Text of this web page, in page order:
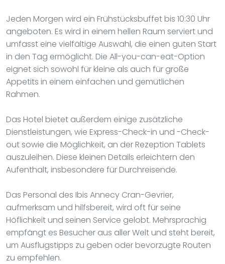
Jeden Morgen wird ein Frühstücksbuffet bis 10:30 Uhr
angeboten. Es wird in einem hellen Raum serviert und
umfasst eine vielfältige Auswahl, die einen guten Start
in den Tag ermöglicht. Die All-you-can-eat-Option
eignet sich sowohl für kleine als auch für große
Appetits in einem einfachen und gemütlichen
Rahmen.
Das Hotel bietet außerdem einige zusätzliche
Dienstleistungen, wie Express-Check-in und -Check-
out sowie die Möglichkeit, an der Rezeption Tablets
auszuleihen. Diese kleinen Details erleichtern den
Aufenthalt, insbesondere für Durchreisende.
Das Personal des Ibis Annecy Cran-Gevrier,
aufmerksam und hilfsbereit, wird oft für seine
Höflichkeit und seinen Service gelobt. Mehrsprachig
empfängt es Besucher aus aller Welt und steht bereit,
um Ausflugstipps zu geben oder bevorzugte Routen
zu empfehlen.